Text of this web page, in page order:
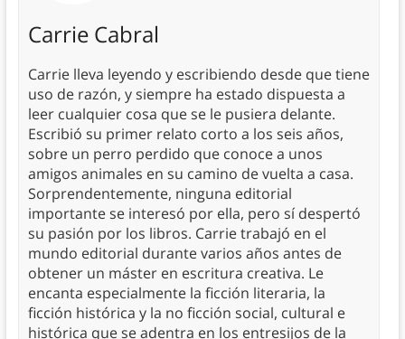
Carrie Cabral
Carrie lleva leyendo y escribiendo desde que tiene
uso de razón, y siempre ha estado dispuesta a
leer cualquier cosa que se le pusiera delante.
Escribió su primer relato corto a los seis años,
sobre un perro perdido que conoce a unos
amigos animales en su camino de vuelta a casa.
Sorprendentemente, ninguna editorial
importante se interesó por ella, pero sí despertó
su pasión por los libros. Carrie trabajó en el
mundo editorial durante varios años antes de
obtener un máster en escritura creativa. Le
encanta especialmente la ficción literaria, la
ficción histórica y la no ficción social, cultural e
histórica que se adentra en los entresijos de la